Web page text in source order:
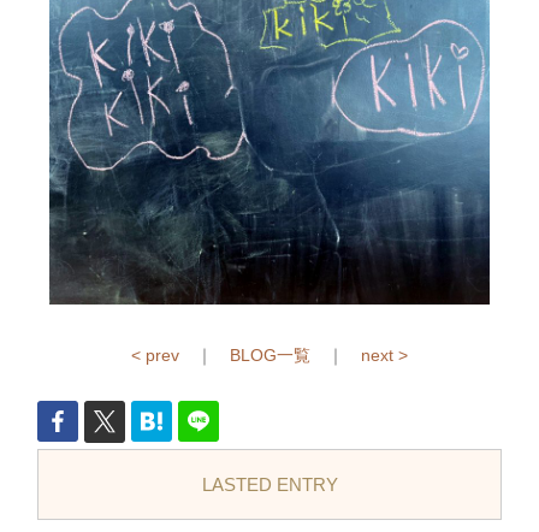
< prev ｜ BLOG一覧 ｜ next >
LASTED ENTRY